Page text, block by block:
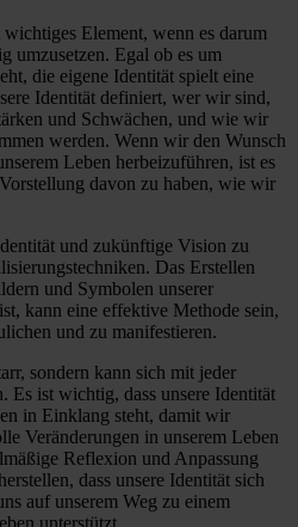
Element, wenn es darum
umzusetzen. Egal ob es um
die eigene Identität spielt eine
Identität definiert, wer wir sind,
und Schwächen, und wie wir
werden. Wenn wir den Wunsch
Leben herbeizuführen, ist es
davon zu haben, wie wir
und zukünftige Vision zu
Das Erstellen
und Symbolen unserer
kann eine effektive Methode sein,
und zu manifestieren.
sondern kann sich mit jeder
Es ist wichtig, dass unsere Identität
in Einklang steht, damit wir
Veränderungen in unserem Leben
Reflexion und Anpassung
dass unsere Identität sich
auf unserem Weg zu einem